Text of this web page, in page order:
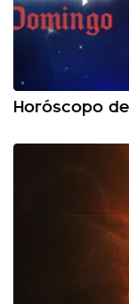
Horóscopo